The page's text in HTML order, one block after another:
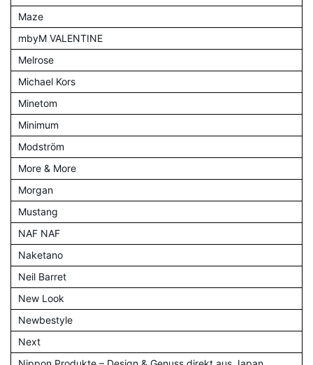
Maze
mbyM VALENTINE
Melrose
Michael Kors
Minetom
Minimum
Modström
More & More
Morgan
Mustang
NAF NAF
Naketano
Neil Barret
New Look
Newbestyle
Next